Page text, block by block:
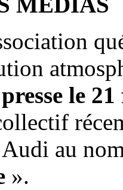
le
au
».